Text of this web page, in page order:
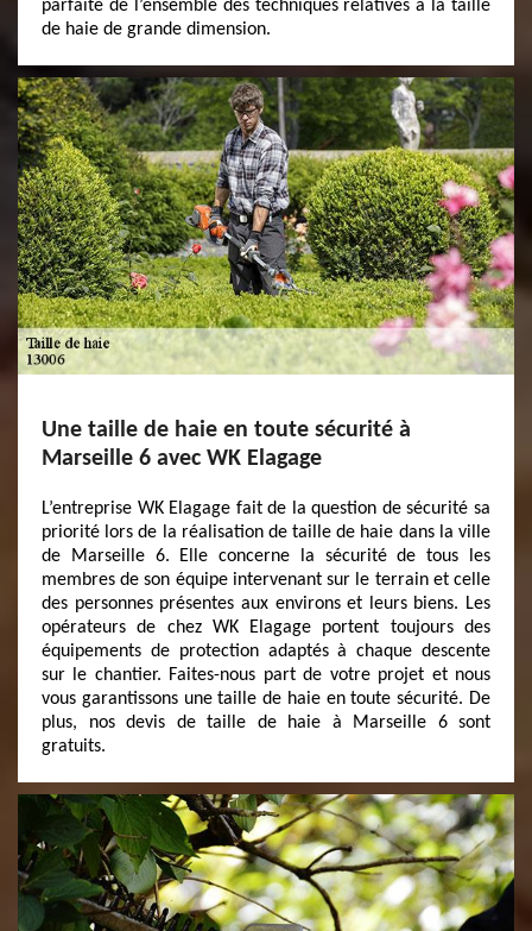
parfaite de l’ensemble des techniques relatives à la taille
de haie de grande dimension.
Une taille de haie en toute sécurité à
Marseille 6 avec WK Elagage
L’entreprise WK Elagage fait de la question de sécurité sa
priorité lors de la réalisation de taille de haie dans la ville
de Marseille 6. Elle concerne la sécurité de tous les
membres de son équipe intervenant sur le terrain et celle
des personnes présentes aux environs et leurs biens. Les
opérateurs de chez WK Elagage portent toujours des
équipements de protection adaptés à chaque descente
sur le chantier. Faites-nous part de votre projet et nous
vous garantissons une taille de haie en toute sécurité. De
plus, nos devis de taille de haie à Marseille 6 sont
gratuits.